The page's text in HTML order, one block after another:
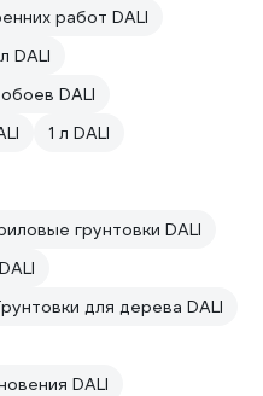
работ DALI
DALI
DALI
1 л DALI
грунтовки DALI
для дерева DALI
DALI